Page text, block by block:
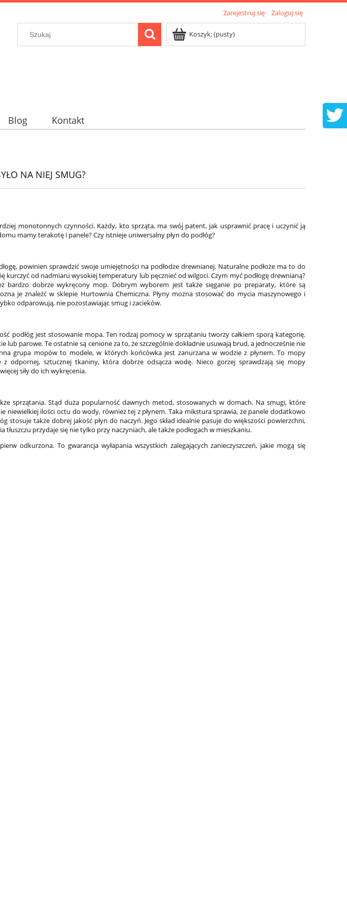
Zarejestruj się Zaloguj się
Koszyk:(pusty)
Blog Kontakt
NA NIEJ SMUG?
monotonnych czynności. Każdy, kto sprząta, ma swój patent, jak usprawnić pracę i uczynić ją
mamy terakotę i panele? Czy istnieje uniwersalny płyn do podłóg?
powinien sprawdzić swoje umiejętności na podłodze drewnianej. Naturalne podłoże ma to do
kurczyć od nadmiaru wysokiej temperatury lub pęcznieć od wilgoci. Czym myć podłogę drewnianą?
bardzo dobrze wykręcony mop. Dobrym wyborem jest także sięganie po preparaty, które są
je znaleźć w sklepie Hurtownia Chemiczna. Płyny można stosować do mycia maszynowego i
odparowują, nie pozostawiając smug i zacieków.
podłóg jest stosowanie mopa. Ten rodzaj pomocy w sprzątaniu tworzy całkiem sporą kategorię.
lub parowe. Te ostatnie są cenione za to, że szczególnie dokładnie usuwają brud, a jednocześnie nie
grupa mopów to modele, w których końcówka jest zanurzana w wodzie z płynem. To mopy
odpornej, sztucznej tkaniny, która dobrze odsącza wodę. Nieco gorzej sprawdzają się mopy
siły do ich wykręcenia.
sprzątania. Stąd duża popularność dawnych metod, stosowanych w domach. Na smugi, które
niewielkiej ilości octu do wody, również tej z płynem. Taka mikstura sprawia, że panele dodatkowo
stosuje także dobrej jakość płyn do naczyń. Jego skład idealnie pasuje do większości powierzchni,
tłuszczu przydaje się nie tylko przy naczyniach, ale także podłogach w mieszkaniu.
odkurzona. To gwarancja wyłapania wszystkich zalegających zanieczyszczeń, jakie mogą się